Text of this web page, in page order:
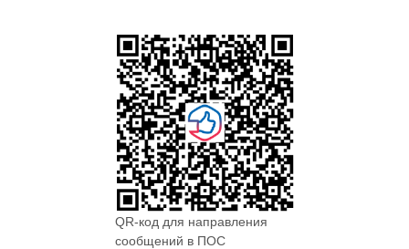
QR-код для направления
сообщений в ПОС